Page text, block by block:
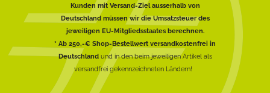
Kunden mit Versand-Ziel ausserhalb von
Deutschland müssen wir die Umsatzsteuer des
jeweiligen EU-Mitgliedsstaates berechnen.
* Ab 250,-€ Shop-Bestellwert versandkostenfrei in
Deutschlandund in den beim jeweiligen Artikel als
versandfrei gekennzeichneten Ländern!